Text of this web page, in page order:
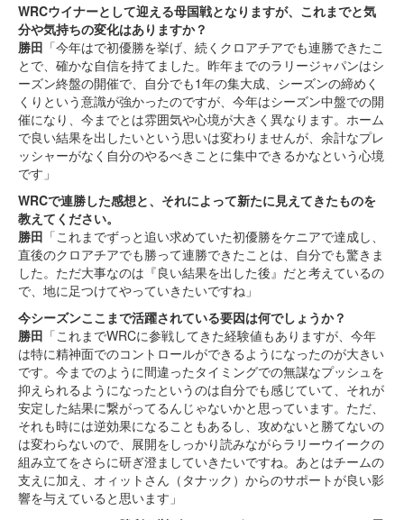
WRCウイナーとして迎える母国戦となりますが、これまでと気
分や気持ちの変化はありますか？
勝田 「今年はで初優勝を挙げ、続くクロアチアでも連勝できたこ
とで、確かな自信を持てました。昨年までのラリージャパンはシ
ーズン終盤の開催で、自分でも1年の集大成、シーズンの締めく
くりという意識が強かったのですが、今年はシーズン中盤での開
催になり、今までとは雰囲気や心境が大きく異なります。ホーム
で良い結果を出したいという思いは変わりませんが、余計なプレ
ッシャーがなく自分のやるべきことに集中できるかなという心境
です」
WRCで連勝した感想と、それによって新たに見えてきたものを
教えてください。
勝田 「これまでずっと追い求めていた初優勝をケニアで達成し、
直後のクロアチアでも勝って連勝できたことは、自分でも驚きま
した。ただ大事なのは『良い結果を出した後』だと考えているの
で、地に足つけてやっていきたいですね」
今シーズンここまで活躍されている要因は何でしょうか？
勝田 「これまでWRCに参戦してきた経験値もありますが、今年
は特に精神面でのコントロールができるようになったのが大きい
です。今までのように間違ったタイミングでの無謀なプッシュを
抑えられるようになったというのは自分でも感じていて、それが
安定した結果に繋がってるんじゃないかと思っています。ただ、
それも時には逆効果になることもあるし、攻めないと勝てないの
は変わらないので、展開をしっかり読みながらラリーウイークの
組み立てをさらに研ぎ澄ましていきたいですね。あとはチームの
支えに加え、オィットさん（タナック）からのサポートが良い影
響を与えていると思います」